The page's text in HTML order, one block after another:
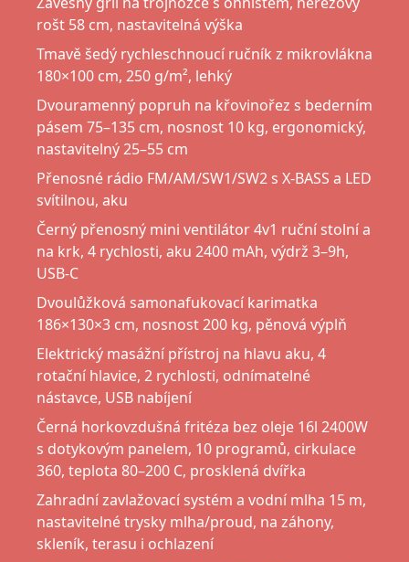
rošt 58 cm, nastavitelná výška
Tmavě šedý rychleschnoucí ručník z mikrovlákna
180×100 cm, 250 g/m², lehký
Dvouramenný popruh na křovinořez s bederním
pásem 75–135 cm, nosnost 10 kg, ergonomický,
nastavitelný 25–55 cm
Přenosné rádio FM/AM/SW1/SW2 s X-BASS a LED
svítilnou, aku
Černý přenosný mini ventilátor 4v1 ruční stolní a
na krk, 4 rychlosti, aku 2400 mAh, výdrž 3–9h,
USB-C
Dvoulůžková samonafukovací karimatka
186×130×3 cm, nosnost 200 kg, pěnová výplň
Elektrický masážní přístroj na hlavu aku, 4
rotační hlavice, 2 rychlosti, odnímatelné
nástavce, USB nabíjení
Černá horkovzdušná fritéza bez oleje 16l 2400W
s dotykovým panelem, 10 programů, cirkulace
360, teplota 80–200 C, prosklená dvířka
Zahradní zavlažovací systém a vodní mlha 15 m,
nastavitelné trysky mlha/proud, na záhony,
skleník, terasu i ochlazení